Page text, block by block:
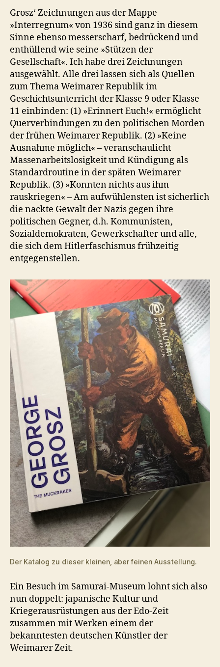
Grosz‘ Zeichnungen aus der Mappe
»Interregnum« von 1936 sind ganz in diesem
Sinne ebenso messerscharf, bedrückend und
enthüllend wie seine »Stützen der
Gesellschaft«. Ich habe drei Zeichnungen
ausgewählt. Alle drei lassen sich als Quellen
zum Thema Weimarer Republik im
Geschichtsunterricht der Klasse 9 oder Klasse
11 einbinden: (1) »Erinnert Euch!« ermöglicht
Querverbindungen zu den politischen Morden
der frühen Weimarer Republik. (2) »Keine
Ausnahme möglich« – veranschaulicht
Massenarbeitslosigkeit und Kündigung als
Standardroutine in der späten Weimarer
Republik. (3) »Konnten nichts aus ihm
rauskriegen« – Am aufwühlensten ist sicherlich
die nackte Gewalt der Nazis gegen ihre
politischen Gegner, d.h. Kommunisten,
Sozialdemokraten, Gewerkschafter und alle,
die sich dem Hitlerfaschismus frühzeitig
entgegenstellen.
Der Katalog zu dieser kleinen, aber feinen Ausstellung.
Ein Besuch im Samurai-Museum lohnt sich also
nun doppelt: japanische Kultur und
Kriegerausrüstungen aus der Edo-Zeit
zusammen mit Werken einem der
bekanntesten deutschen Künstler der
Weimarer Zeit.